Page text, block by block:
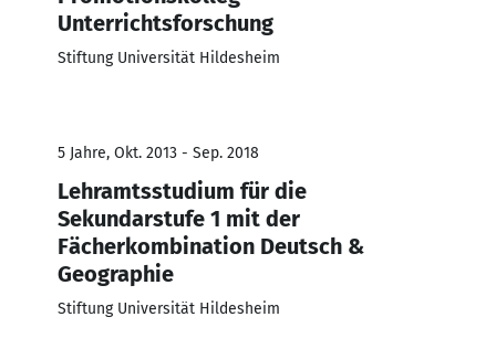
Unterrichtsforschung
Stiftung Universität Hildesheim
5 Jahre, Okt. 2013 - Sep. 2018
Lehramtsstudium für die
Sekundarstufe 1 mit der
Fächerkombination Deutsch &
Geographie
Stiftung Universität Hildesheim